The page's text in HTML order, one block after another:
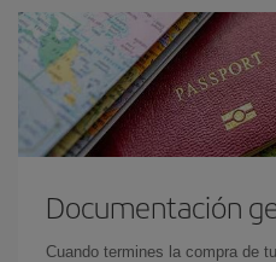
Documentación
Cuando termines la compra de